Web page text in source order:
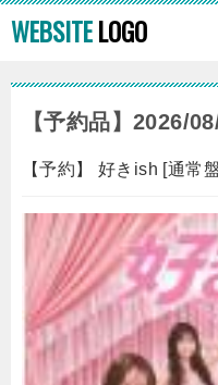
WEBSITELOGO
【予約品】2026/
【予約】 好きish [通常